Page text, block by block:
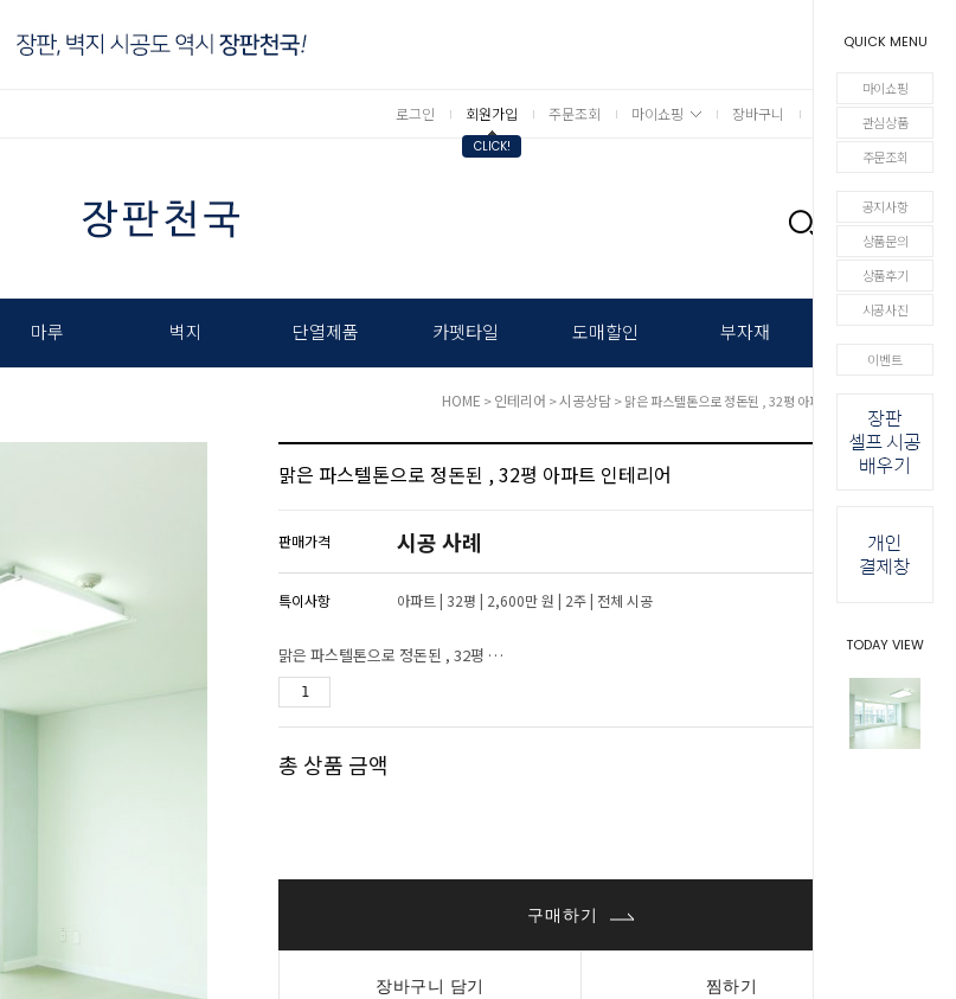
QUICK MENU
마이쇼핑
관심상품
주문조회
공지사항
상품문의
상품후기
시공사진
이벤트
TODAY VIEW
로그인 회원가입
CLICK!
주문조회 마이쇼핑 장바구니
0
마루 벽지 단열제품 카펫타일 도매할인 부자재
HOME >인테리어 >시공상담> 맑은 파스텔톤으로 정돈된 , 32평 아파트 인테리어
맑은 파스텔톤으로 정돈된 , 32평 아파트 인테리어
판매가격 시공 사례
특이사항 아파트 | 32평 | 2,600만 원 | 2주 | 전체 시공
맑은 파스텔톤으로 정돈된 , 32평 아파트 인테리어
총 상품 금액
구매하기
장바구니 담기 찜하기